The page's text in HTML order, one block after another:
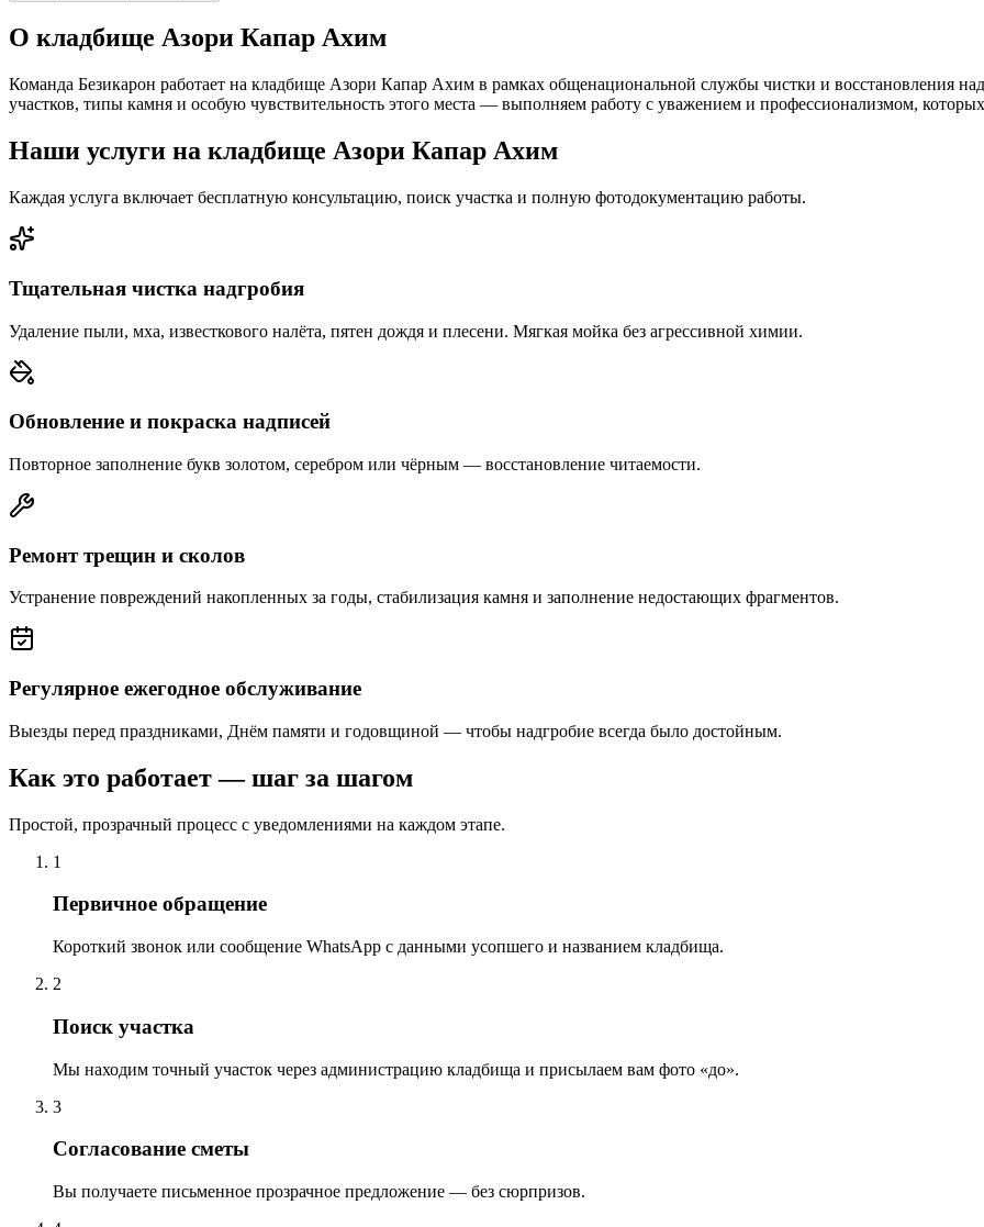
О кладбище Азори Капар Ахим
Команда Безикарон работает на кладбище Азори Капар Ахим в рамках общенациональной службы чистки и восстановления
участков, типы камня и особую чувствительность этого места — выполняем работу с уважением и профессионализмом,
Наши услуги на кладбище Азори Капар Ахим
Каждая услуга включает бесплатную консультацию, поиск участка и полную фотодокументацию работы.
Тщательная чистка надгробия
Удаление пыли, мха, известкового налёта, пятен дождя и плесени. Мягкая мойка без агрессивной химии.
Обновление и покраска надписей
Повторное заполнение букв золотом, серебром или чёрным — восстановление читаемости.
Ремонт трещин и сколов
Устранение повреждений накопленных за годы, стабилизация камня и заполнение недостающих фрагментов.
Регулярное ежегодное обслуживание
Выезды перед праздниками, Днём памяти и годовщиной — чтобы надгробие всегда было достойным.
Как это работает — шаг за шагом
Простой, прозрачный процесс с уведомлениями на каждом этапе.
1
Первичное обращение
Короткий звонок или сообщение WhatsApp с данными усопшего и названием кладбища.
2
Поиск участка
Мы находим точный участок через администрацию кладбища и присылаем вам фото «до».
3
Согласование сметы
Вы получаете письменное прозрачное предложение — без сюрпризов.